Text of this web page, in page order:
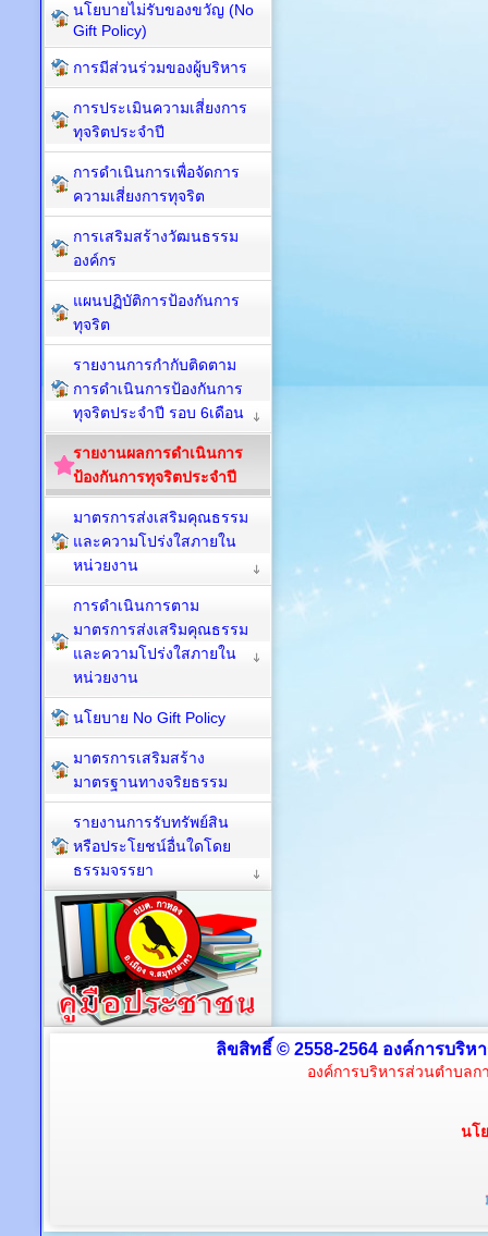
นโยบายไม่รับของขวัญ (No
Gift Policy)
การมีส่วนร่วมของผู้บริหาร
การประเมินความเสี่ยงการ
ทุจริตประจำปี
การดำเนินการเพื่อจัดการ
ความเสี่ยงการทุจริต
การเสริมสร้างวัฒนธรรม
องค์กร
แผนปฏิบัติการป้องกันการ
ทุจริต
รายงานการกำกับติดตาม
การดำเนินการป้องกันการ
ทุจริตประจำปี รอบ 6เดือน
รายงานผลการดำเนินการ
ป้องกันการทุจริตประจำปี
มาตรการส่งเสริมคุณธรรม
และความโปร่งใสภายใน
หน่วยงาน
การดำเนินการตาม
มาตรการส่งเสริมคุณธรรม
และความโปร่งใสภายใน
หน่วยงาน
นโยบาย No Gift Policy
มาตรการเสริมสร้าง
มาตรฐานทางจริยธรรม
รายงานการรับทรัพย์สิน
หรือประโยชน์อื่นใดโดย
ธรรมจรรยา
ลิขสิทธิ์ © 2558-2564 องค์การบริ
องค์การบริหารส่วนตำบลก
นโ